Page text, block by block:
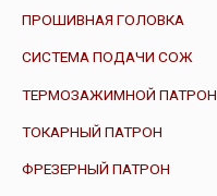
ПРОШИВНАЯ ГОЛОВКА
СИСТЕМА ПОДАЧИ СОЖ
ТЕРМОЗАЖИМНОЙ ПАТРОН
ТОКАРНЫЙ ПАТРОН
ФРЕЗЕРНЫЙ ПАТРОН